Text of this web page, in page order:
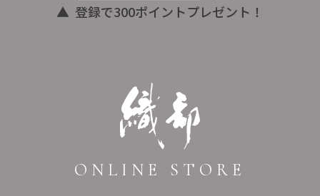
ONLINE STORE
登録で300ポイントプレゼント！